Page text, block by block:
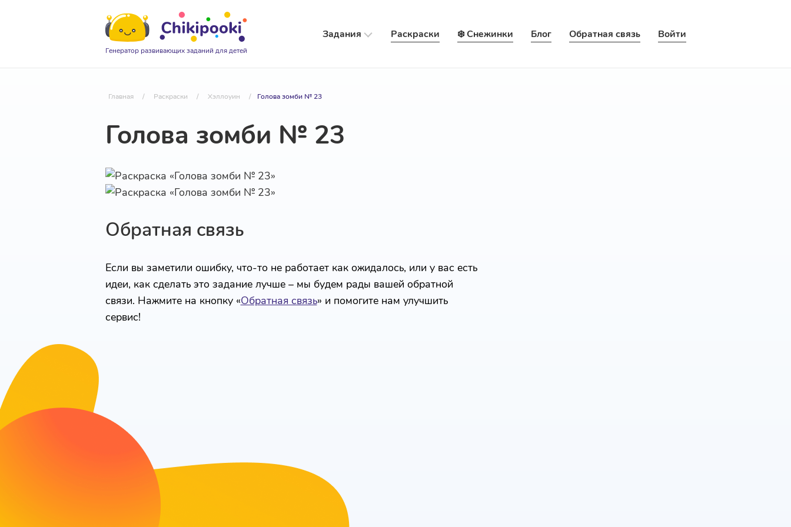
Генератор развивающих заданий для детей
Задания Раскраски ❄️ Снежинки Блог Обратная связь Войти
Главная / Раскраски / Хэллоуин / Голова зомби № 23
Голова зомби № 23
Обратная связь
Если вы заметили ошибку, что-то не работает как ожидалось, или у вас есть
идеи, как сделать это задание лучше – мы будем рады вашей обратной
связи. Нажмите на кнопку «Обратная связь» и помогите нам улучшить
сервис!